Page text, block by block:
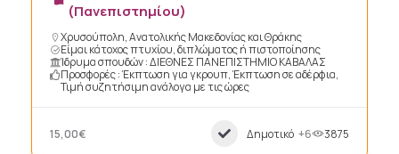
(Πανεπιστημίου)
Χρυσούπολη, Ανατολικής Μακεδονίας και Θράκης
Είμαι κάτοχος πτυχίου, διπλώματος ή πιστοποίησης
Ίδρυμα σπουδών : ΔΙΕΘΝΕΣ ΠΑΝΕΠΙΣΤΗΜΙΟ ΚΑΒΑΛΑΣ
Προσφορές : Έκπτωση για γκρουπ, Έκπτωση σε αδέρφια,
Τιμή συζητήσιμη ανάλογα με τις ώρες
15,00€ Δημοτικό +6 3875